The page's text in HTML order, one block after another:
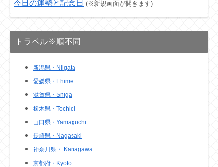
今日の運勢と記念日 (※新規画面が開きます)
トラベル※順不同
新潟県・Niigata
愛媛県・Ehime
滋賀県・Shiga
栃木県・Tochigi
山口県・Yamaguchi
長崎県・Nagasaki
神奈川県・ Kanagawa
京都府・Kyoto